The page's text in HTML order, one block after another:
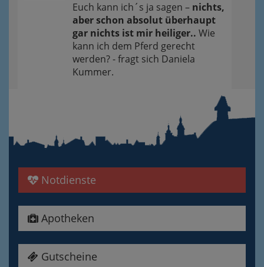
Euch kann ich´s ja sagen – nichts,
aber schon absolut überhaupt
gar nichts ist mir heiliger.. Wie
kann ich dem Pferd gerecht
werden? - fragt sich Daniela
Kummer.
Notdienste
Apotheken
Gutscheine